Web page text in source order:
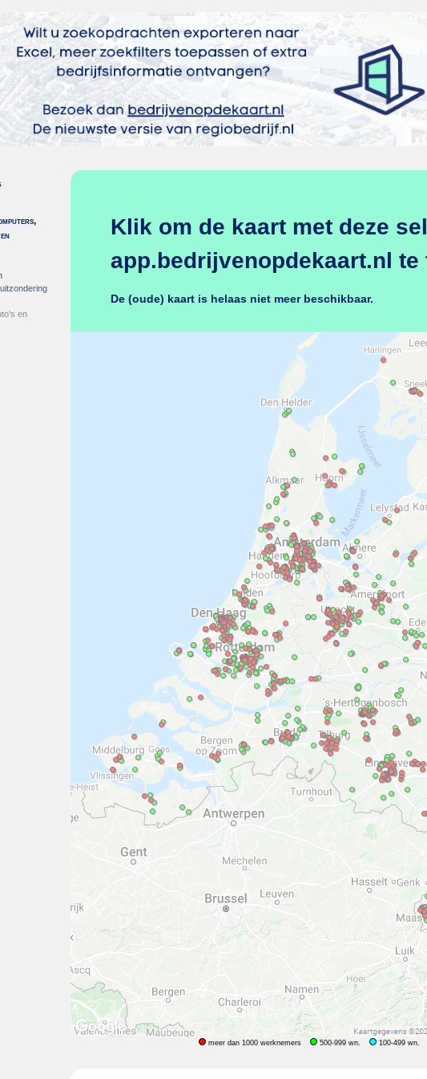
en
Klik om de kaart met deze
app.bedrijvenopdekaart.nl te
De (oude) kaart is helaas niet meer beschikbaar.
meer dan 1000 werknemers 500-999 wn. 100-499 wn.